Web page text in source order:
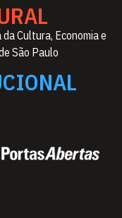
Cultura, Economia e
São Paulo